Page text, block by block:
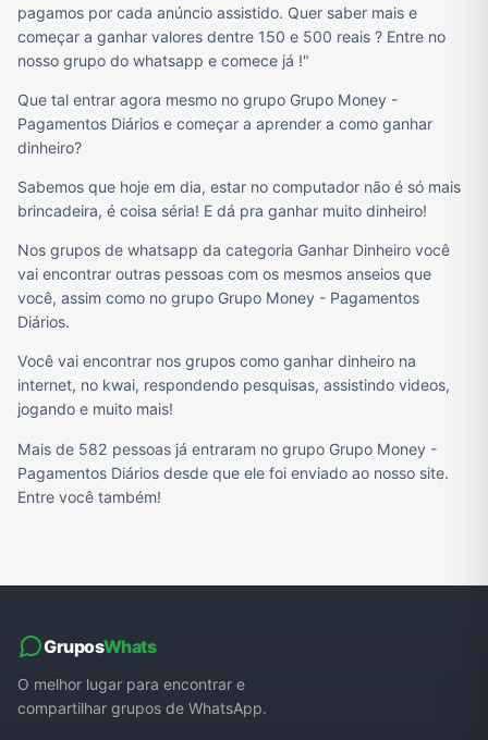
pagamos por cada anúncio assistido. Quer saber mais e
começar a ganhar valores dentre 150 e 500 reais ? Entre no
nosso grupo do whatsapp e comece já !"
Que tal entrar agora mesmo no grupo Grupo Money -
Pagamentos Diários e começar a aprender a como ganhar
dinheiro?
Sabemos que hoje em dia, estar no computador não é só mais
brincadeira, é coisa séria! E dá pra ganhar muito dinheiro!
Nos grupos de whatsapp da categoria Ganhar Dinheiro você
vai encontrar outras pessoas com os mesmos anseios que
você, assim como no grupo Grupo Money - Pagamentos
Diários.
Você vai encontrar nos grupos como ganhar dinheiro na
internet, no kwai, respondendo pesquisas, assistindo videos,
jogando e muito mais!
Mais de 582 pessoas já entraram no grupo Grupo Money -
Pagamentos Diários desde que ele foi enviado ao nosso site.
Entre você também!
GruposWhats
O melhor lugar para encontrar e
compartilhar grupos de WhatsApp.